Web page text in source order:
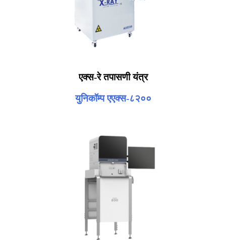
एक्स-रे तपासणी यंत्र
युनिकॉम्प एएक्स-८२००